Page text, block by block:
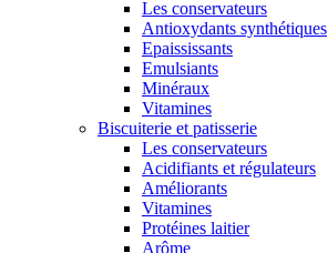
Les conservateurs
Antioxydants synthétiques
Epaississants
Emulsiants
Minéraux
Vitamines
Biscuiterie et patisserie
Les conservateurs
Acidifiants et régulateurs
Améliorants
Vitamines
Protéines laitier
Arôme